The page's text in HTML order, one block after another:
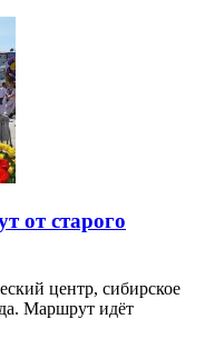
от старого
центр, сибирское
Маршрут идёт